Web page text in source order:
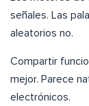
señales. Las
aleatorios no.
Compartir
mejor. Parece
electrónicos.